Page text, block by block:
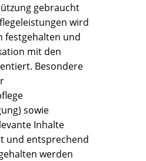
gebraucht
wird
festgehalten und
mit den
Besondere
sowie
Inhalte
und entsprechend
werden